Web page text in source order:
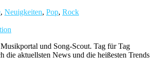
, Neuigkeiten, Pop, Rock
und Song-Scout. Tag für Tag
die aktuellsten News und die heißesten Trends